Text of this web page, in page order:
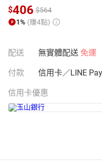
$406 $564
1% (賺4點)
配送 無實體配送 免運
付款 信用卡／LINE
信用卡優惠